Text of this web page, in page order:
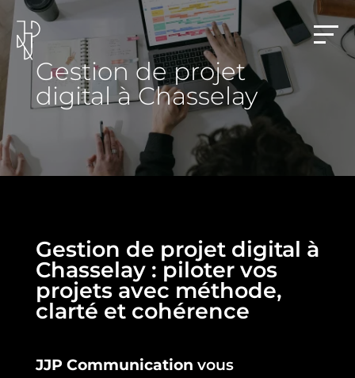
Gestion de projet
digital à Chasselay
Gestion de projet digital à
Chasselay : piloter vos
projets avec méthode,
clarté et cohérence
JJP Communication vous